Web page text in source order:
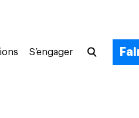
S’engager